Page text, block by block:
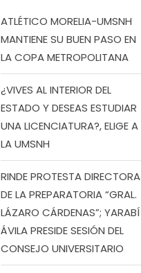
ATLÉTICO MORELIA-UMSNH
MANTIENE SU BUEN PASO EN
LA COPA METROPOLITANA
¿VIVES AL INTERIOR DEL
ESTADO Y DESEAS ESTUDIAR
UNA LICENCIATURA?, ELIGE A
LA UMSNH
RINDE PROTESTA DIRECTORA
DE LA PREPARATORIA “GRAL.
LÁZARO CÁRDENAS”; YARABÍ
ÁVILA PRESIDE SESIÓN DEL
CONSEJO UNIVERSITARIO